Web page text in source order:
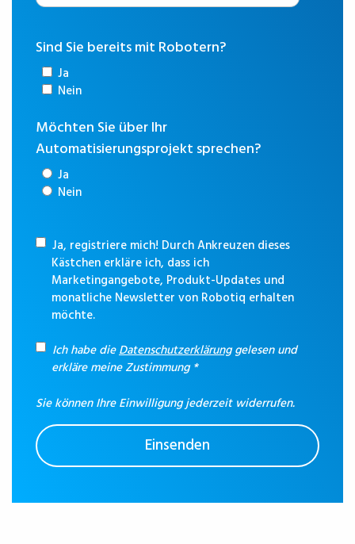
Sind Sie bereits mit Robotern?
Ja
Nein
Möchten Sie über Ihr
Automatisierungsprojekt sprechen?
Ja
Nein
Ja, registriere mich! Durch Ankreuzen dieses
Kästchen erkläre ich, dass ich
Marketingangebote, Produkt-Updates und
monatliche Newsletter von Robotiq erhalten
möchte.
Ich habe dieDatenschutzerklärunggelesen und
erkläre meine Zustimmung*
Sie können Ihre Einwilligung jederzeit widerrufen.